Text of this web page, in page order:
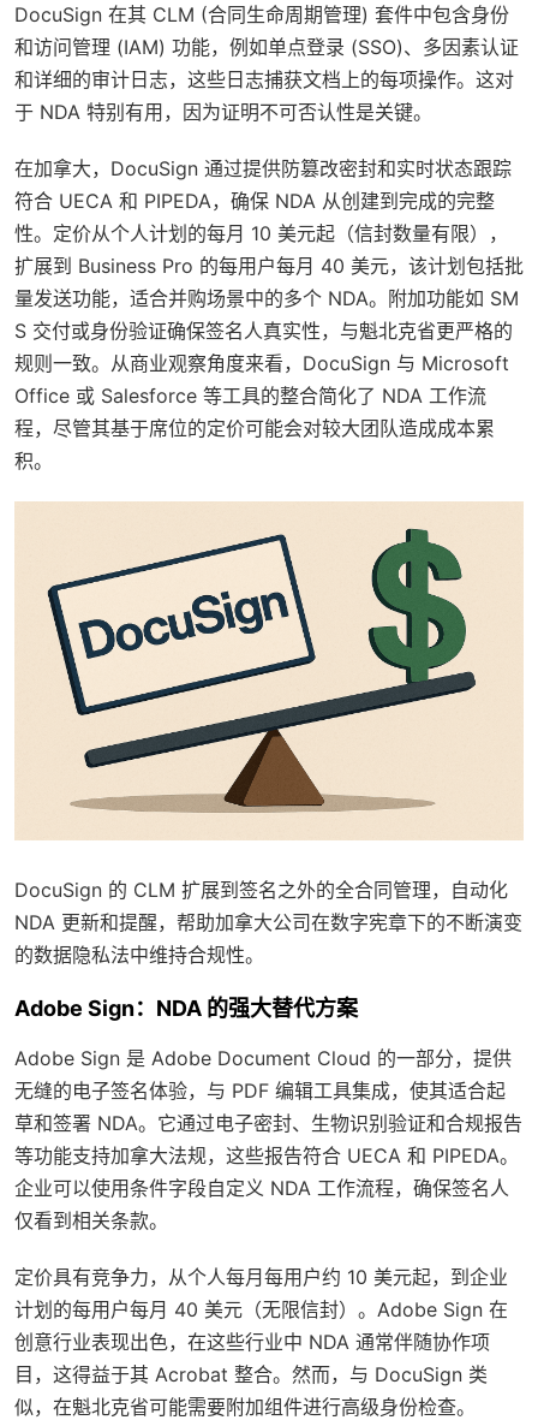
DocuSign 在其 CLM (合同生命周期管理) 套件中包含身份
和访问管理 (IAM) 功能，例如单点登录 (SSO)、多因素认证
和详细的审计日志，这些日志捕获文档上的每项操作。这对
于 NDA 特别有用，因为证明不可否认性是关键。
在加拿大，DocuSign 通过提供防篡改密封和实时状态跟踪
符合 UECA 和 PIPEDA，确保 NDA 从创建到完成的完整
性。定价从个人计划的每月 10 美元起（信封数量有限），
扩展到 Business Pro 的每用户每月 40 美元，该计划包括批
量发送功能，适合并购场景中的多个 NDA。附加功能如 SM
S 交付或身份验证确保签名人真实性，与魁北克省更严格的
规则一致。从商业观察角度来看，DocuSign 与 Microsoft
Office 或 Salesforce 等工具的整合简化了 NDA 工作流
程，尽管其基于席位的定价可能会对较大团队造成成本累
积。
DocuSign 的 CLM 扩展到签名之外的全合同管理，自动化
NDA 更新和提醒，帮助加拿大公司在数字宪章下的不断演变
的数据隐私法中维持合规性。
Adobe Sign：NDA 的强大替代方案
Adobe Sign 是 Adobe Document Cloud 的一部分，提供
无缝的电子签名体验，与 PDF 编辑工具集成，使其适合起
草和签署 NDA。它通过电子密封、生物识别验证和合规报告
等功能支持加拿大法规，这些报告符合 UECA 和 PIPEDA。
企业可以使用条件字段自定义 NDA 工作流程，确保签名人
仅看到相关条款。
定价具有竞争力，从个人每月每用户约 10 美元起，到企业
计划的每用户每月 40 美元（无限信封）。Adobe Sign 在
创意行业表现出色，在这些行业中 NDA 通常伴随协作项
目，这得益于其 Acrobat 整合。然而，与 DocuSign 类
似，在魁北克省可能需要附加组件进行高级身份检查。